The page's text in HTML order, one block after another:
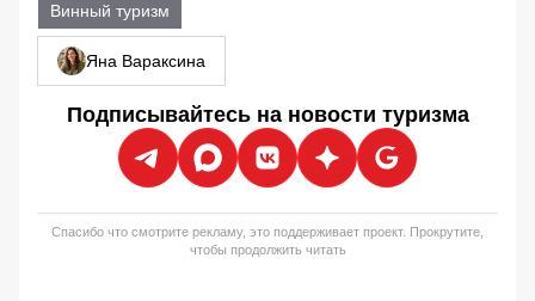
Винный туризм
Яна Вараксина
Подписывайтесь на новости туризма
Спасибо что смотрите рекламу, это поддерживает проект. Прокрутите,
чтобы продолжить читать